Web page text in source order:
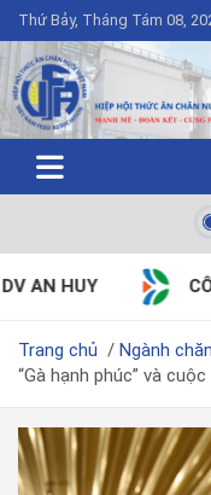
Thứ Bảy, Tháng Tám 08,
CÔNG TY CỔ
Trang chủ
Ngành
“Gà hạnh phúc” và